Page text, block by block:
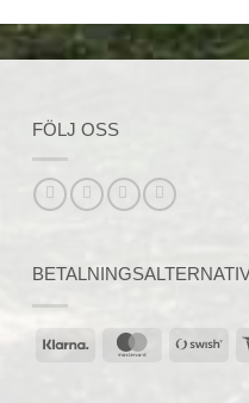
FÖLJ OSS
Klarna MasterCard